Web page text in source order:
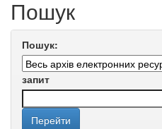
Пошук
Пошук:
запит